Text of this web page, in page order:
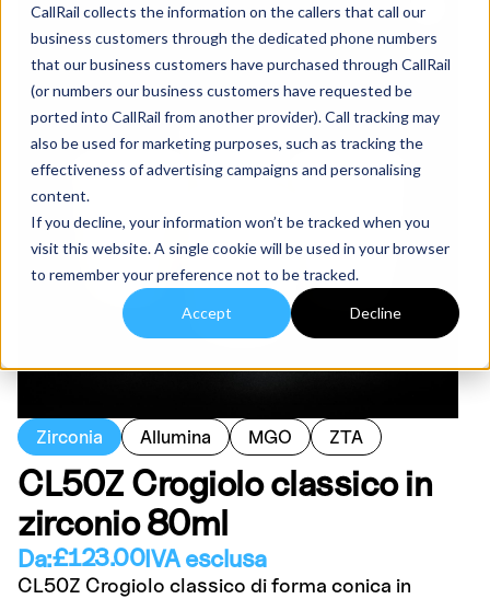
CallRail collects the information on the callers that call our
business customers through the dedicated phone numbers
that our business customers have purchased through CallRail
(or numbers our business customers have requested be
ported into CallRail from another provider). Call tracking may
also be used for marketing purposes, such as tracking the
effectiveness of advertising campaigns and personalising
content.
If you decline, your information won’t be tracked when you
visit this website. A single cookie will be used in your browser
to remember your preference not to be tracked.
Accept Decline
Zirconia Allumina MGO ZTA
CL50Z Crogiolo classico in
zirconio 80ml
Da:£123.00IVA esclusa
CL50Z Crogiolo classico di forma conica in